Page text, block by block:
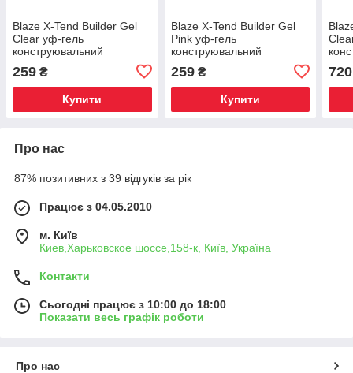
Blaze X-Tend Builder Gel
Clear уф-гель
конструювальний
259 ₴
Купити
Blaze X-Tend Builder Gel
Pink уф-гель
конструювальний
259₴
Купити
720
Про нас
87% позитивних з 39 відгуків за рік
Працює з 04.05.2010
м. Київ
Киев,Харьковское шоссе,158-к, Київ, Україна
Контакти
Сьогодні працює з 10:00 до 18:00
Показати весь графік роботи
Про нас